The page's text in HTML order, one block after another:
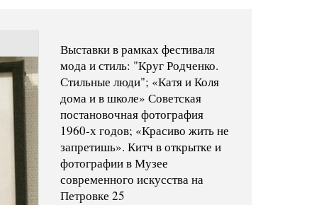
Выставки в рамках фестиваля
мода и стиль: "Круг Родченко.
Стильные люди"; «Катя и Коля
дома и в школе» Советская
постановочная фотография
1960-х годов; «Красиво жить не
запретишь». Китч в открытке и
фотографии в Музее
современного искусства на
Петровке 25